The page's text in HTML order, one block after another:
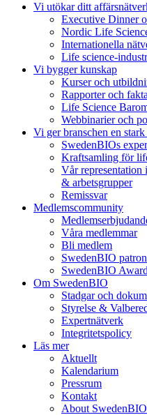
Vi utökar ditt
Executive Dinner
Nordic Life
Internationella
Life science-
Vi bygger kunskap
Kurser och
Rapporter och
Life Science
Webbinarier och
Vi ger branschen en stark
SwedenBIOs
Kraftsamling för
Vår representation
& arbetsgrupper
Remissvar
Medlemscommunity
Våra medlemmar
Bli medlem
SwedenBIO
SwedenBIO Award
Om SwedenBIO
Stadgar och
Styrelse &
Expertnätverk
Integritetspolicy
Läs mer
Aktuellt
Kalendarium
Pressrum
Kontakt
About